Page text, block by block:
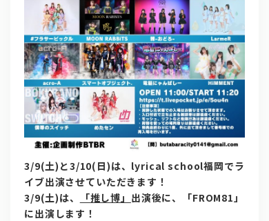
3/9(土)と3/10(日)は、lyrical school福岡でラ
イブ出演させていただきます！
3/9(土)は、
「推し博」 出演後に、「FROM81」
に出演します！
問い合わせ, 取材,出演依頼
lyrical school official web shop